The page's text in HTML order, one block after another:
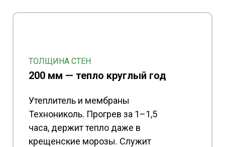
Утеплитель и мембраны
Технониколь. Прогрев за 1–1,5
часа, держит тепло даже в
крещенские морозы. Служит
200 мм — тепло круглый год
ТОЛЩИНА СТЕН